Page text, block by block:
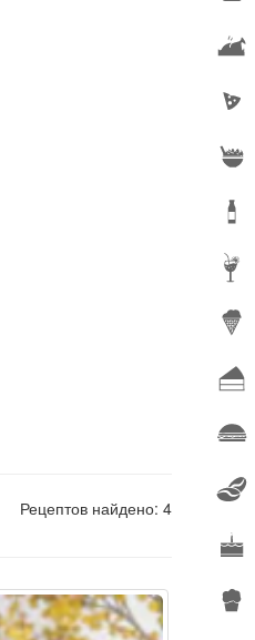
Рецептов найдено: 4